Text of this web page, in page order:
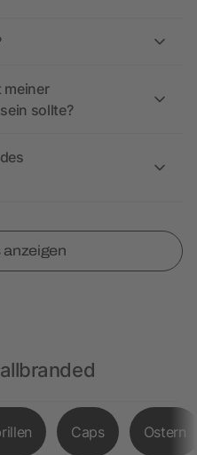
meiner
sollte?
anzeigen
Caps Ostern